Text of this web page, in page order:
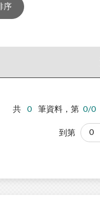
共 0 筆資料，第 0/0
到第